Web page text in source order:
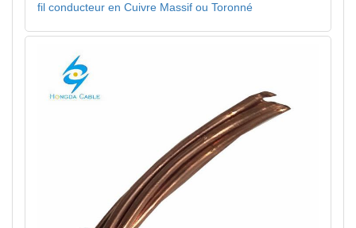
fil conducteur en Cuivre Massif ou Toronné